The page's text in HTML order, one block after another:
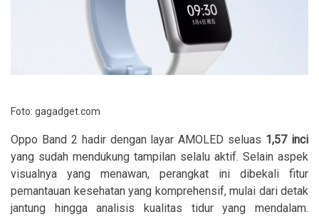
Foto: gagadget.com
Oppo Band 2 hadir dengan layar AMOLED seluas 1,57 inci
yang sudah mendukung tampilan selalu aktif. Selain aspek
visualnya yang menawan, perangkat ini dibekali fitur
pemantauan kesehatan yang komprehensif, mulai dari detak
jantung hingga analisis kualitas tidur yang mendalam.